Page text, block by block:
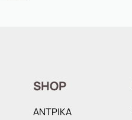
SHOP
ΑΝΤΡΙΚΑ